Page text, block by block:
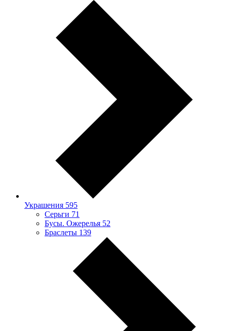
Украшения 595
Серьги 71
Бусы. Ожерелья 52
Браслеты 139